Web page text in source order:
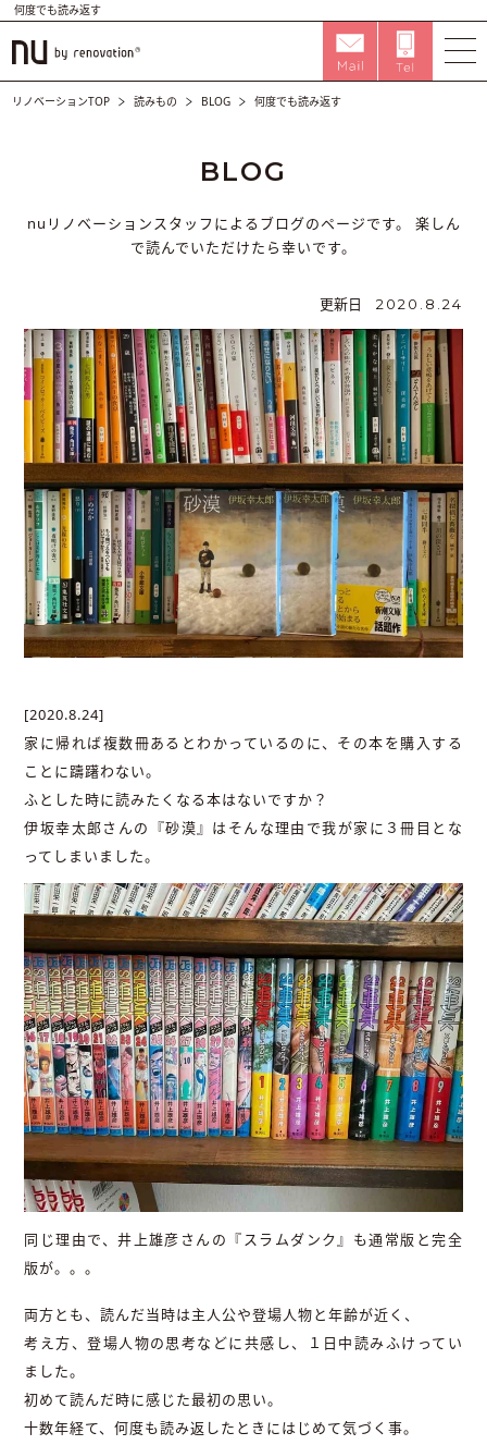
何度でも読み返す
リノベーションTOP 読みもの BLOG 何度でも読み返す
BLOG
nuリノベーションスタッフによるブログのページです。
楽しん
で読んでいただけたら幸いです。
更新日 2020.8.24
[2020.8.24]
家に帰れば複数冊あるとわかっているのに、その本を購入する
ことに躊躇わない。
ふとした時に読みたくなる本はないですか？
伊坂幸太郎さんの『砂漠』はそんな理由で我が家に３冊目とな
ってしまいました。
同じ理由で、井上雄彦さんの『スラムダンク』も通常版と完全
版が。。。
両方とも、読んだ当時は主人公や登場人物と年齢が近く、
考え方、登場人物の思考などに共感し、１日中読みふけってい
ました。
初めて読んだ時に感じた最初の思い。
十数年経て、何度も読み返したときにはじめて気づく事。